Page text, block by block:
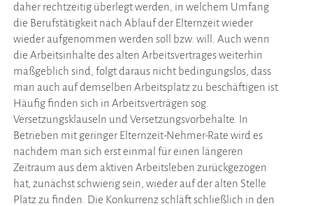
daher rechtzeitig überlegt werden, in welchem Umfang
die Berufstätigkeit nach Ablauf der Elternzeit wieder
wieder aufgenommen werden soll bzw. will. Auch wenn
die Arbeitsinhalte des alten Arbeitsvertrages weiterhin
maßgeblich sind, folgt daraus nicht bedingungslos, dass
man auch auf demselben Arbeitsplatz zu beschäftigen ist.
Häufig finden sich in Arbeitsverträgen sog.
Versetzungsklauseln und Versetzungsvorbehalte. In
Betrieben mit geringer Elternzeit-Nehmer-Rate wird es
nachdem man sich erst einmal für einen längeren
Zeitraum aus dem aktiven Arbeitsleben zurückgezogen
hat, zunächst schwierig sein, wieder auf der alten Stelle
Platz zu finden. Die Konkurrenz schläft schließlich in den